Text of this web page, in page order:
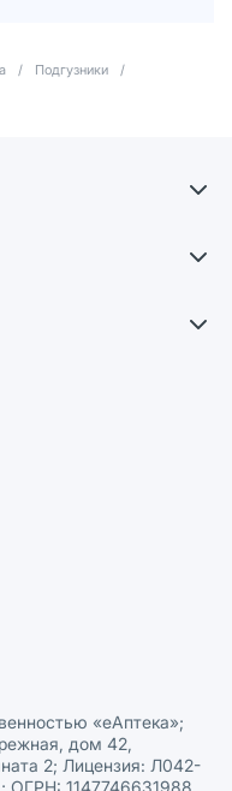
/ Подгузники
/
персональных данных
«еАптека»;
дом 42,
2; Лицензия: Л042-
ОГРН: 1147746631988,